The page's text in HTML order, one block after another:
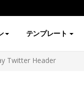
テンプレート
Twitter Header